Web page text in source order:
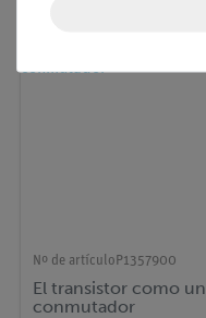
Nº de artículo P1357900
El transistor como un
conmutador